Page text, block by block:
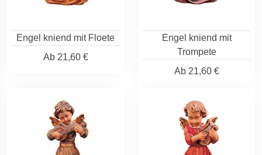
Engel kniend mit Floete
Ab21,60 €
Engel kniend mit
Trompete
Ab21,60 €